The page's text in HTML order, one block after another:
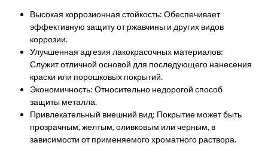
Высокая коррозионная стойкость: Обеспечивает
эффективную защиту от ржавчины и других видов
коррозии.
Улучшенная адгезия лакокрасочных материалов:
Служит отличной основой для последующего нанесения
краски или порошковых покрытий.
Экономичность: Относительно недорогой способ
защиты металла.
Привлекательный внешний вид: Покрытие может быть
прозрачным, желтым, оливковым или черным, в
зависимости от применяемого хроматного раствора.